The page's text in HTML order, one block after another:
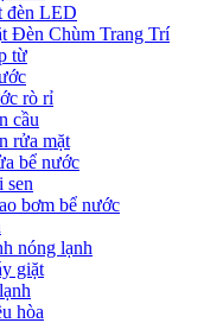
đèn LED
Đèn Chùm Trang Trí
từ
rò rỉ
cầu
rửa mặt
bể nước
sen
bơm bể nước
nóng lạnh
giặt
hòa